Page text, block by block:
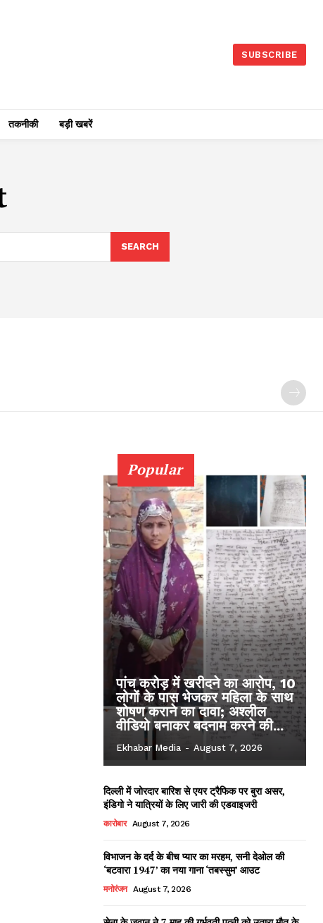
SUBSCRIBE
तकनीकी बड़ी खबरें
SEARCH
Popular
पांच करोड़ में खरीदने का आरोप, 10
लोगों के पास भेजकर महिला के साथ
शोषण कराने का दावा; अश्लील
वीडियो बनाकर बदनाम करने की...
Ekhabar Media - August 7, 2026
दिल्ली में जोरदार बारिश से एयर ट्रैफिक पर बुरा असर,
इंडिगो ने यात्रियों के लिए जारी की एडवाइजरी
कारोबार August 7, 2026
विभाजन के दर्द के बीच प्यार का मरहम, सनी देओल की
‘बटवारा 1947’ का नया गाना ‘तबस्सुम’ आउट
मनोरंजन August 7, 2026